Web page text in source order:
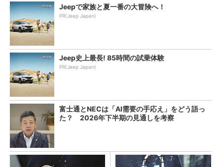
Jeepで家族と夏一番の大冒険へ！
PR(Jeep Japan)
Jeep史上最長! 85時間の試乗体験
PR(Jeep Japan)
富士通とNECは「AI需要の手応え」をどう語っ
た？ 2026年下半期の見通しを考察